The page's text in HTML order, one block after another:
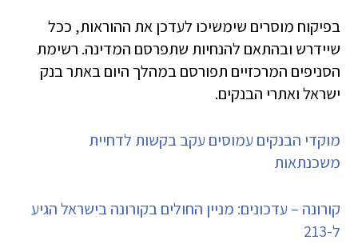
בפיקוח מוסרים שימשיכו לעדכן את ההוראות, ככל
שיידרש ובהתאם להנחיות שתפרסם המדינה. רשימת
הסניפים המרכזיים תפורסם במהלך היום באתר בנק
ישראל ואתרי הבנקים.
מוקדי הבנקים עמוסים עקב בקשות לדחיית
משכנתאות
קורונה – עדכונים: מניין החולים בקורונה בישראל הגיע
ל-213